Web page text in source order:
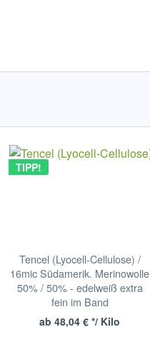
TIPP!
Tencel (Lyocell-Cellulose) /
16mic Südamerik. Merinowolle
50% / 50% - edelweiß extra
fein im Band
ab 48,04 € */ Kilo